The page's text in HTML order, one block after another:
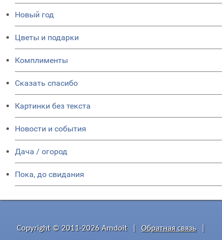
Новый год
Цветы и подарки
Комплименты
Сказать спасибо
Картинки без текста
Новости и события
Дача / огород
Пока, до свидания
Copyright © 2011-2026 Amdoit Обратная связь